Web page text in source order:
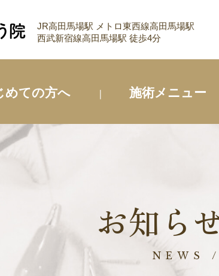
JR高田馬場駅 メトロ東西線高田馬場駅
西武新宿線高田馬場駅 徒歩4分
めての方へ 施術メニュー
お知ら
NEWS